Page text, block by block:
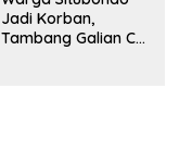
Jadi Korban,
Tambang Galian C